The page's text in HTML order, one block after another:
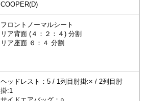
COOPER(D)
フロントノーマルシート
リア背面 (４：２：４) 分割
リア座面 ６：４ 分割
ヘッドレスト：5 / 1列目肘掛:× / 2列目肘
掛:1